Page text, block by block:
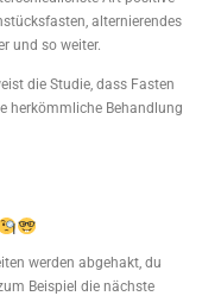
alternierendes
und so weiter.
die Studie, dass Fasten
herkömmliche Behandlung
werden abgehakt, du
Beispiel die nächste